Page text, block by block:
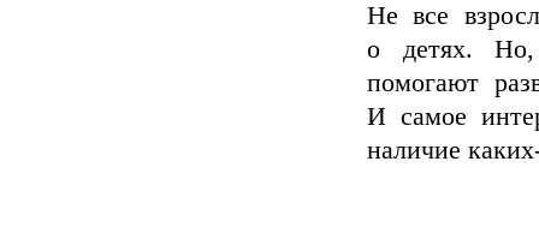
Не все
о детях. Но,
помогают
И самое
наличие